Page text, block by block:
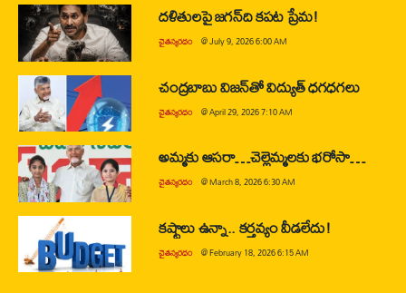
దళితులపై జగన్‌ది కపట ప్రేమ!
చైతన్యరధం @July 9, 2026 6:00 AM
చంద్రబాబు విజన్‌తో విద్యుత్ ధగధగలు
చైతన్యరధం @April 29, 2026 7:10 AM
అమ్మకు ఆసరా…చెల్లెమ్మలకు భరోసా…
చైతన్యరధం @March 8, 2026 6:30 AM
కష్టాలు ఉన్నా.. కర్తవ్యం వీడలేదు!
చైతన్యరధం @February 18, 2026 6:15 AM